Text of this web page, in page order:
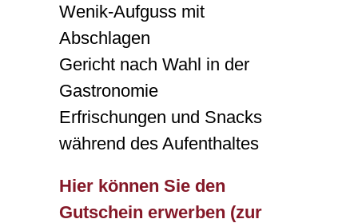
Wenik-Aufguss mit
Abschlagen
Gericht nach Wahl in der
Gastronomie
Erfrischungen und Snacks
während des Aufenthaltes
Hier können Sie den
Gutschein erwerben (zur